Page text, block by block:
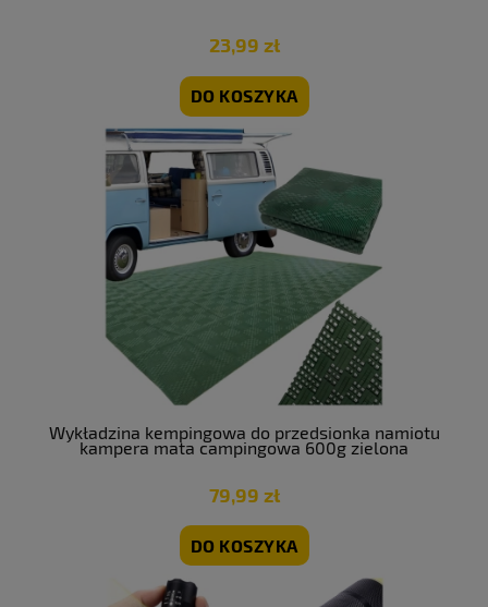
23,99 zł
DO KOSZYKA
Wykładzina kempingowa do przedsionka namiotu
kampera mata campingowa 600g zielona
79,99 zł
DO KOSZYKA